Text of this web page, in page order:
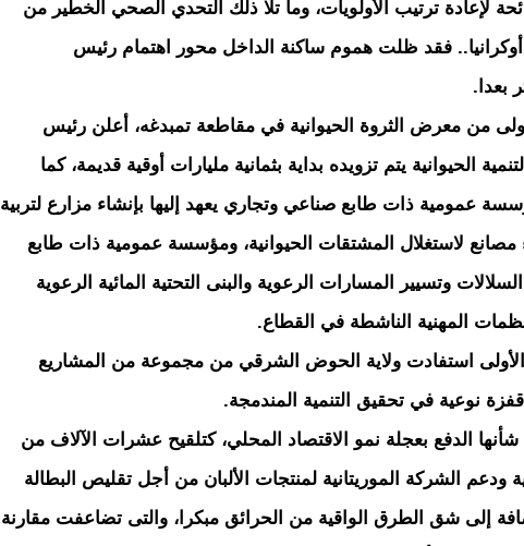
لإعادة ترتيب الأولويات، وما تلا ذلك التحدي الصحي الخطير من
فقد ظلت هموم ساكنة الداخل محور اهتمام رئيس
بعدا.
من معرض الثروة الحيوانية في مقاطعة تمبدغه، أعلن رئيس
الحيوانية يتم تزويده بداية بثمانية مليارات أوقية قديمة، كما
عمومية ذات طابع صناعي وتجاري يعهد إليها بإنشاء مزارع لتربية
لاستغلال المشتقات الحيوانية، ومؤسسة عمومية ذات طابع
وتسيير المسارات الرعوية والبنى التحتية المائية الرعوية
المهنية الناشطة في القطاع.
استفادت ولاية الحوض الشرقي من مجموعة من المشاريع
نوعية في تحقيق التنمية المندمجة.
الدفع بعجلة نمو الاقتصاد المحلي، كتلقيح عشرات الآلاف من
ودعم الشركة الموريتانية لمنتجات الألبان من أجل تقليص البطالة
إلى شق الطرق الواقية من الحرائق مبكرا، والتى تضاعفت مقارنة